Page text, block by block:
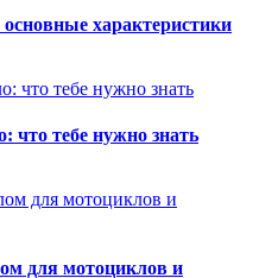
характеристики
что тебе нужно знать
для мотоциклов и